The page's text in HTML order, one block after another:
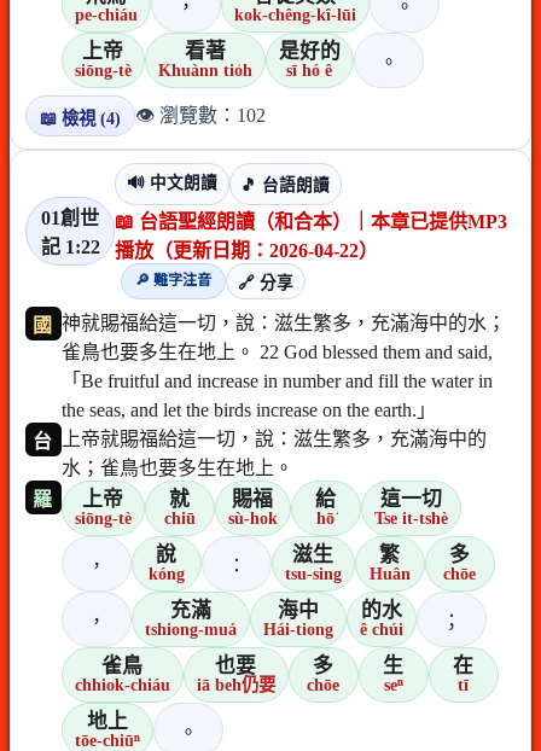
pe-chiáu ， kok-chêng-kî-lūi 。
上帝
siōng-tè
看著
Khuànn tio̍h
是好的
sī hó ê 。
📖 檢視 (4) 👁️ 瀏覽數：102
01創世
記 1:22
🔊 中文朗讀 🎵 台語朗讀
📖 台語聖經朗讀（和合本）｜本章已提供MP3
播放（更新日期：2026-04-22）
🔎 難字注音
🔗 分享
國 神就賜福給這一切，說：滋生繁多，充滿海中的水；
雀鳥也要多生在地上。 22 God blessed them and said,
「Be fruitful and increase in number and fill the water in
the seas, and let the birds increase on the earth.」
台
上帝就賜福給這一切，說：滋生繁多，充滿海中的
水；雀鳥也要多生在地上。
羅
上帝
siōng-tè
就
chiū
賜福
sù-hok
給
hō͘
這一切
Tse it-tshè
， 說
kóng ： 滋生
tsu-sing
繁
Huân
多
chōe
， 充滿
tshiong-muá
海中
Hái-tiong
的水
ê chúi ；
雀鳥
chhiok-chiáu
也要
iā beh仍要
多
chōe
生
seⁿ
在
tī
地上
tōe-chiūⁿ 。